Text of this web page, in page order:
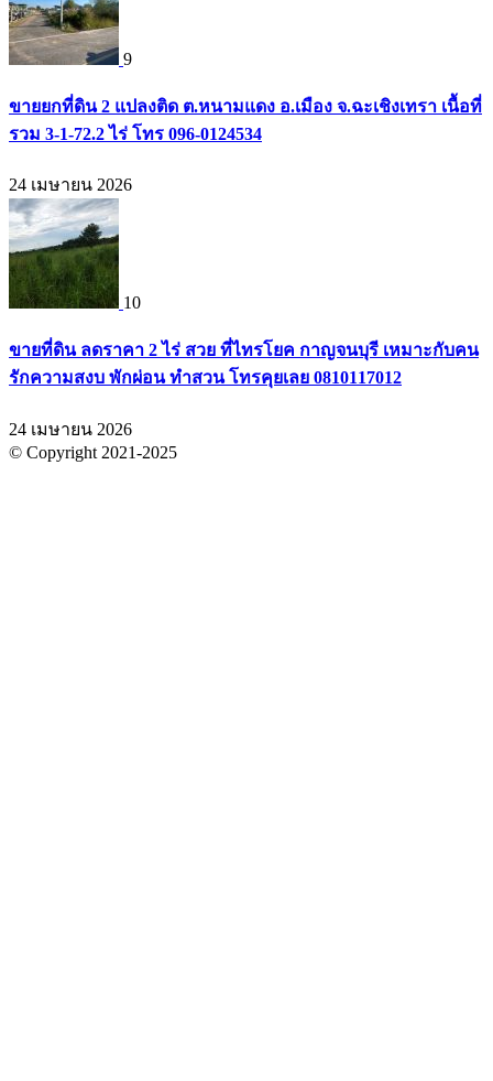
9
ขายยกที่ดิน 2 แปลงติด ต.หนามแดง อ.เมือง จ.ฉะเชิงเทรา เนื้อที่
รวม 3-1-72.2 ไร่ โทร 096-0124534
24 เมษายน 2026
10
ขายที่ดิน ลดราคา 2 ไร่ สวย ที่ไทรโยค กาญจนบุรี เหมาะกับคน
รักความสงบ พักผ่อน ทำสวน โทรคุยเลย 0810117012
24 เมษายน 2026
© Copyright 2021-2025